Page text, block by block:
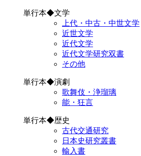
単行本◆文学
上代・中古・中世文学
近世文学
近代文学
近代文学研究双書
その他
単行本◆演劇
歌舞伎・浄瑠璃
能・狂言
単行本◆歴史
古代交通研究
日本史研究叢書
輸入書